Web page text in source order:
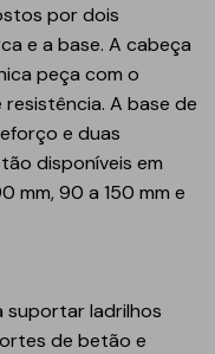
por dois
e a base. A cabeça
peça com o
A base de
e duas
disponíveis em
mm, 90 a 150 mm e
suportar ladrilhos
de betão e